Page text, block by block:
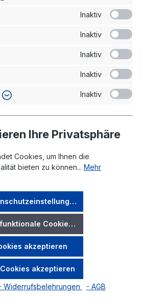
gesetzl. Mehrwertsteuer zzgl.
Nachnahmegebühren, wenn nicht
angegeben.
Accusysteme Transwatt GmbH
Inaktiv
Inaktiv
Inaktiv
Inaktiv
Inaktiv
Ihre Privatsphäre
Cookies, um Ihnen die
bieten zu können... Mehr
Cookies akzeptieren
akzeptieren
akzeptieren
Widerrufsbelehrungen - AGB